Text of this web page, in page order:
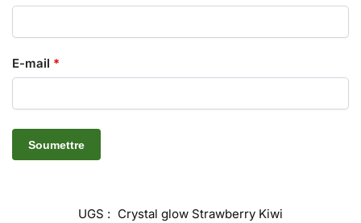
E-mail *
UGS : Crystal glow Strawberry Kiwi